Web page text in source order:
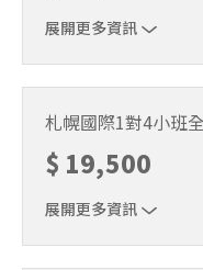
展開更多資訊
時間9:30～15:30（含
札幌國際1對4小班
$ 19,500
展開更多資訊